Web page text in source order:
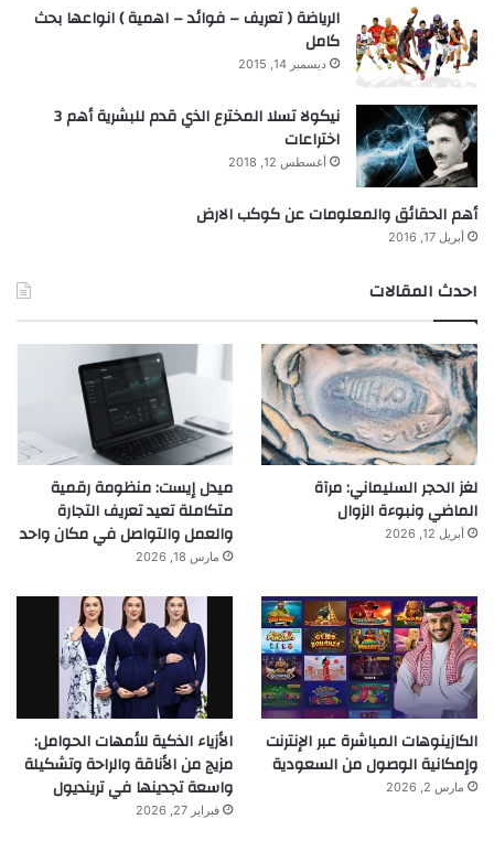
الرياضة ( تعريف – فوائد – اهمية ) انواعها بحث
كامل
ديسمبر 14, 2015
نيكولا تسلا المخترع الذي قدم للبشرية أهم 3
اختراعات
أغسطس 12, 2018
أهم الحقائق والمعلومات عن كوكب الارض
أبريل 17, 2016
احدث المقالات
لغز الحجر السليماني: مرآة
الماضي ونبوءة الزوال
أبريل 12, 2026
ميدل إيست: منظومة رقمية
متكاملة تعيد تعريف التجارة
والعمل والتواصل في مكان واحد
مارس 18, 2026
الكازينوهات المباشرة عبر الإنترنت
وإمكانية الوصول من السعودية
مارس 2, 2026
الأزياء الذكية للأمهات الحوامل:
مزيج من الأناقة والراحة وتشكيلة
واسعة تجدينها في ترينديول
فبراير 27, 2026